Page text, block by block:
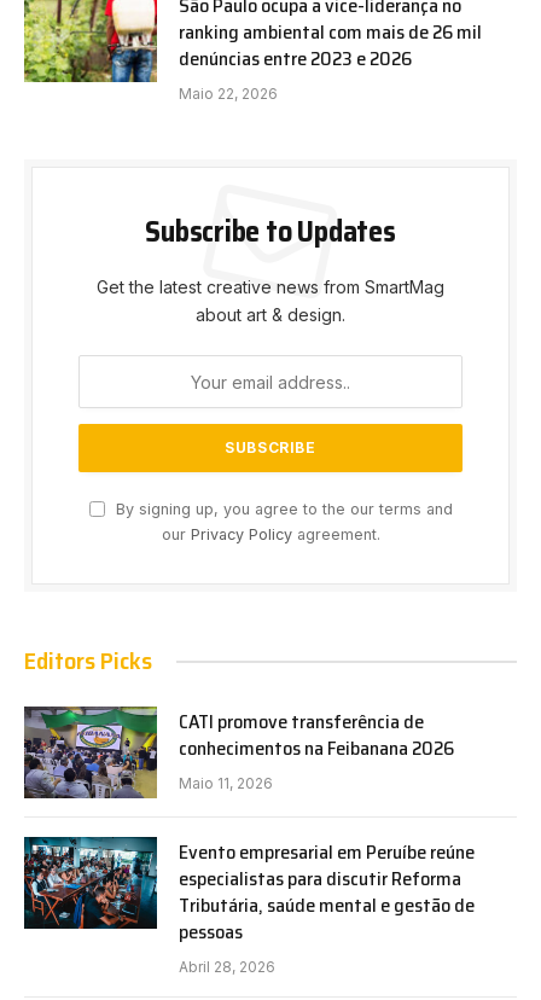
ranking ambiental com mais de 26 mil
denúncias entre 2023 e 2026
Maio 22, 2026
Subscribe to Updates
Get the latest creative news from SmartMag
about art & design.
By signing up, you agree to the our terms and
our Privacy Policyagreement.
Editors Picks
CATI promove transferência de
conhecimentos na Feibanana 2026
Maio 11, 2026
Evento empresarial em Peruíbe reúne
especialistas para discutir Reforma
Tributária, saúde mental e gestão de
pessoas
Abril 28, 2026